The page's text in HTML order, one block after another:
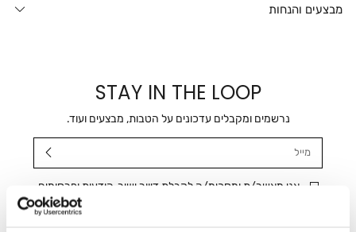
מבצעים והנחות
STAY IN THE LOOP
נרשמים ומקבלים עדכונים על הטבות, מבצעים ועוד.
אני מאשר/ת ומסכימ/ה לקבלת דיוור ישיר, הודעות ופרסומים
שיווקיים בכלל פרטי הקשר המצויים בידי החברה ובכלל זה דוא"ל
SMS ועוד. המידע ייאסף בהתאם למדיניות הפרטיות של החברה.